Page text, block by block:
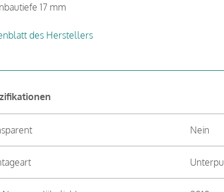
17 mm
des Herstellers
Nein